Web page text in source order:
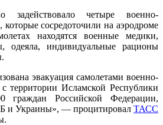
задействовало четыре военно-
которые сосредоточили на аэродроме
находятся военные медики,
одеяла, индивидуальные рационы
эвакуация самолетами военно-
территории Исламской Республики
граждан Российской Федерации,
и Украины», — процитировал ТАСС